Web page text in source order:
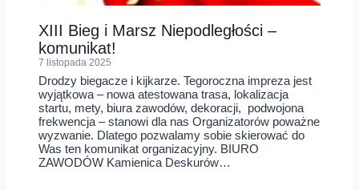
XIII Bieg i Marsz Niepodległości –
komunikat!
7 listopada 2025
Drodzy biegacze i kijkarze. Tegoroczna impreza jest
wyjątkowa – nowa atestowana trasa, lokalizacja
startu, mety, biura zawodów, dekoracji, podwojona
frekwencja – stanowi dla nas Organizatorów poważne
wyzwanie. Dlatego pozwalamy sobie skierować do
Was ten komunikat organizacyjny. BIURO
ZAWODÓW Kamienica Deskurów…